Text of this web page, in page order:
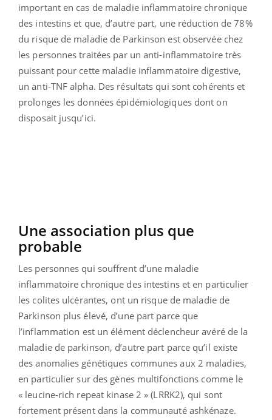
important en cas de maladie inflammatoire chronique
des intestins et que, d’autre part, une réduction de 78%
du risque de maladie de Parkinson est observée chez
les personnes traitées par un anti-inflammatoire très
puissant pour cette maladie inflammatoire digestive,
un anti-TNF alpha. Des résultats qui sont cohérents et
prolonges les données épidémiologiques dont on
disposait jusqu’ici.
Une association plus que
probable
Les personnes qui souffrent d’une maladie
inflammatoire chronique des intestins et en particulier
les colites ulcérantes, ont un risque de maladie de
Parkinson plus élevé, d’une part parce que
l’inflammation est un élément déclencheur avéré de la
maladie de parkinson, d’autre part parce qu’il existe
des anomalies génétiques communes aux 2 maladies,
en particulier sur des gènes multifonctions comme le
« leucine-rich repeat kinase 2 » (LRRK2), qui sont
fortement présent dans la communauté ashkénaze.